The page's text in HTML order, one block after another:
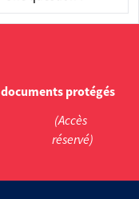
protégés
(Accès
réservé)